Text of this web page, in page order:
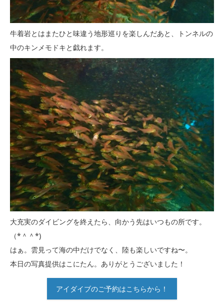
牛着岩とはまたひと味違う地形巡りを楽しんだあと、トンネルの
中のキンメモドキと戯れます。
大充実のダイビングを終えたら、向かう先はいつもの所です。
（*＾＾*)
はぁ。雲見って海の中だけでなく、陸も楽しいですね〜。
本日の写真提供はこにたん。ありがとうございました！
アイダイブのご予約はこちらから！